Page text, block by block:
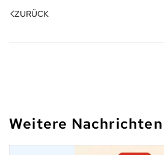
ZURÜCK
Weitere Nachrichten